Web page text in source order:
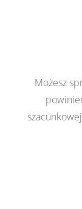
Możesz